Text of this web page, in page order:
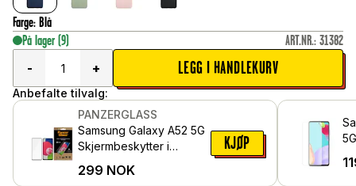
Farge: Blå
På lager (9) ART.NR.: 31382
-
+ LEGG I HANDLEKURV
Anbefalte tilvalg:
PANZERGLASS
Samsung Galaxy A52 5G
Skjermbeskytter i
glass - Edge-to-Edge
299 NOK
KJØP